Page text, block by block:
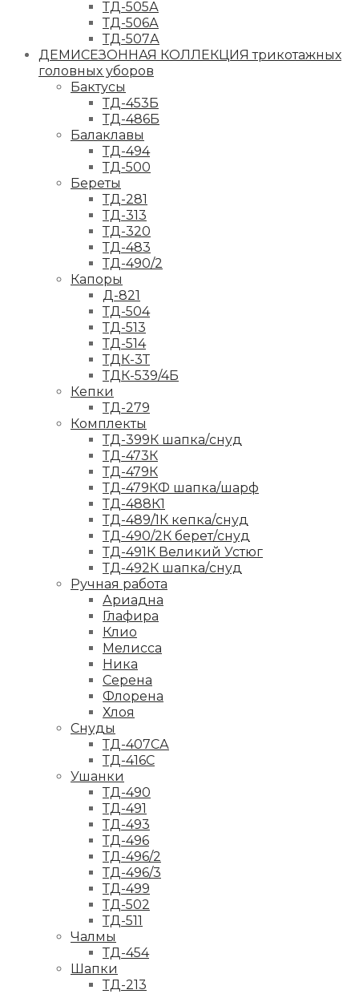
ТД-505А
ТД-506А
ТД-507А
ДЕМИСЕЗОННАЯ КОЛЛЕКЦИЯ трикотажных
головных уборов
Бактусы
ТД-453Б
ТД-486Б
Балаклавы
ТД-494
ТД-500
Береты
ТД-281
ТД-313
ТД-320
ТД-483
ТД-490/2
Капоры
Д-821
ТД-504
ТД-513
ТД-514
ТДК-3Т
ТДК-539/4Б
Кепки
ТД-279
Комплекты
ТД-399К шапка/снуд
ТД-473К
ТД-479К
ТД-479КФ шапка/шарф
ТД-488К1
ТД-489/1К кепка/снуд
ТД-490/2К берет/снуд
ТД-491К Великий Устюг
ТД-492К шапка/снуд
Ручная работа
Ариадна
Глафира
Клио
Мелисса
Ника
Серена
Флорена
Хлоя
Снуды
ТД-407СА
ТД-416С
Ушанки
ТД-490
ТД-491
ТД-493
ТД-496
ТД-496/2
ТД-496/3
ТД-499
ТД-502
ТД-511
Чалмы
ТД-454
Шапки
ТД-213